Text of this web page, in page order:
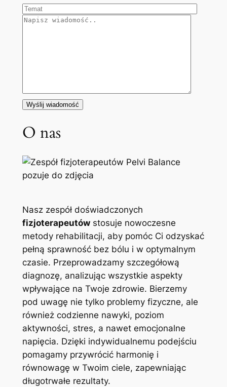
O nas
Nasz zespół doświadczonych
fizjoterapeutówstosuje nowoczesne
metody rehabilitacji, aby pomóc Ci odzyskać
pełną sprawność bez bólu i w optymalnym
czasie. Przeprowadzamy szczegółową
diagnozę, analizując wszystkie aspekty
wpływające na Twoje zdrowie. Bierzemy
pod uwagę nie tylko problemy fizyczne, ale
również codzienne nawyki, poziom
aktywności, stres, a nawet emocjonalne
napięcia. Dzięki indywidualnemu podejściu
pomagamy przywrócić harmonię i
równowagę w Twoim ciele, zapewniając
długotrwałe rezultaty.